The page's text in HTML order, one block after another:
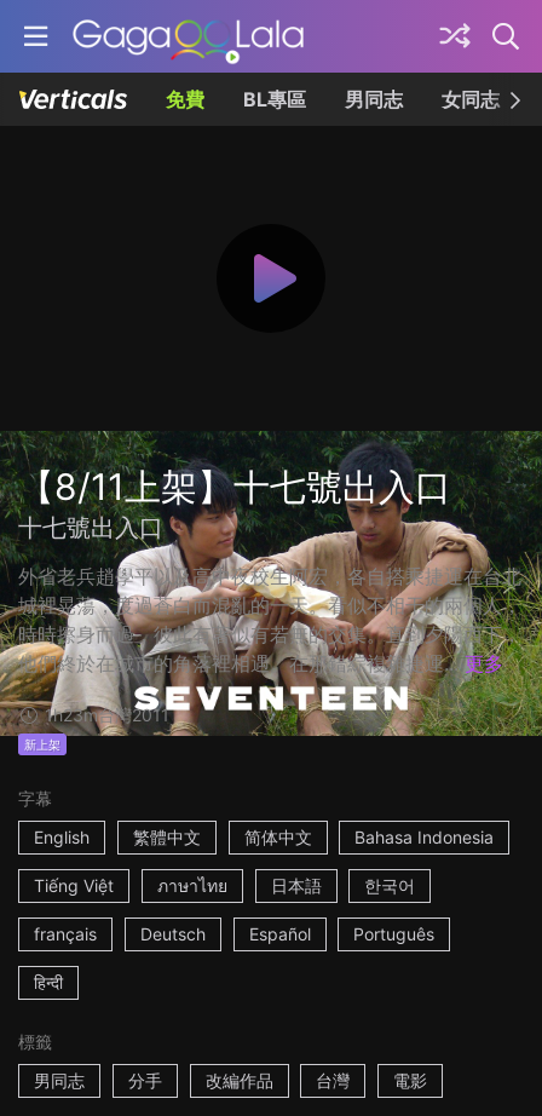
免費 BL專區 男同志 女同志
【8/11上架】十七號出入口
十七號出入口
外省老兵趙學平以及高中夜校生阿宏，各自搭乘捷運在台北
城裡晃蕩，度過蒼白而混亂的一天。看似不相干的兩個人，
時時擦身而過，彼此有著似有若無的交集。直到夕陽西下，
他們終於在城市的角落裡相遇。在那錯綜複雜捷運... 更多
1h23m台灣2011
新上架
字幕
English
繁體中文 简体中文 Bahasa Indonesia
Tiếng Việt ภาษาไทย 日本語 한국어
français Deutsch Español Português
हिन्दी
標籤
男同志
分手 改編作品 台灣 電影